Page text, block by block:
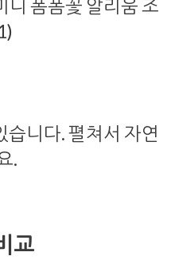
니 폼폼꽃 알리움 조
습니다. 펼쳐서 자연
.
교